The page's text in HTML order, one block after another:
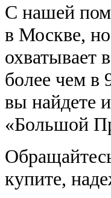
С нашей
в Москве,
более чем в
вы найдете
«Большой
купите,